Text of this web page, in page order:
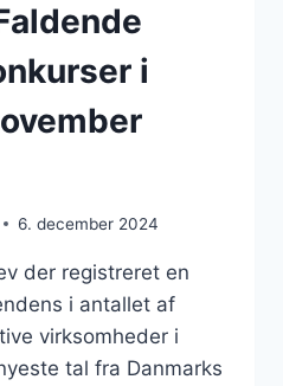
i
6. december 2024
der registreret en
i antallet af
virksomheder i
tal fra Danmarks